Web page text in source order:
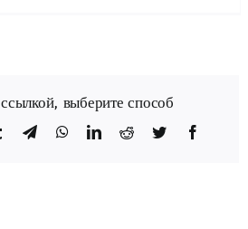
выберите способ!
Facebook
Twitter
Reddit
LinkedIn